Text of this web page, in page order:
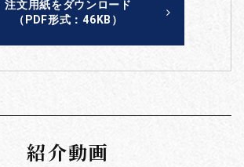
注文用紙をダウンロード
（PDF形式：46KB）
紹介動画